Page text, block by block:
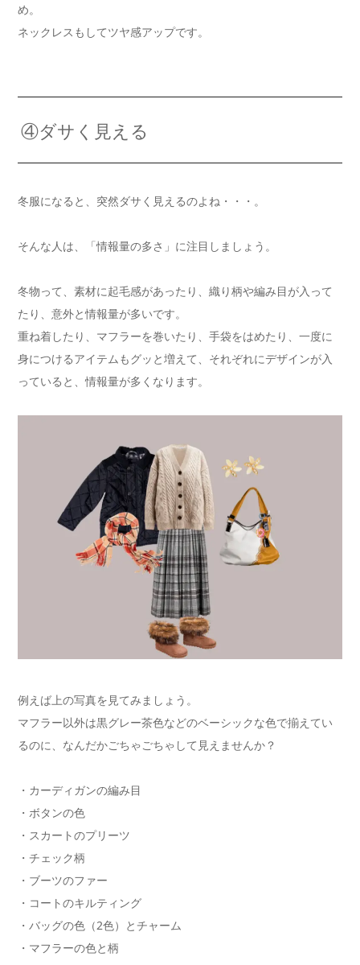
め。
ネックレスもしてツヤ感アップです。
④ダサく見える
冬服になると、突然ダサく見えるのよね・・・。
そんな人は、「情報量の多さ」に注目しましょう。
冬物って、素材に起毛感があったり、織り柄や編み目が入って
たり、意外と情報量が多いです。
重ね着したり、マフラーを巻いたり、手袋をはめたり、一度に
身につけるアイテムもグッと増えて、それぞれにデザインが入
っていると、情報量が多くなります。
例えば上の写真を見てみましょう。
マフラー以外は黒グレー茶色などのベーシックな色で揃えてい
るのに、なんだかごちゃごちゃして見えませんか？
・カーディガンの編み目
・ボタンの色
・スカートのプリーツ
・チェック柄
・ブーツのファー
・コートのキルティング
・バッグの色（2色）とチャーム
・マフラーの色と柄